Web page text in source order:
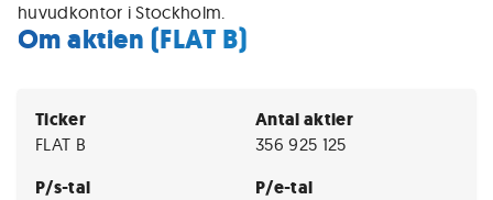
huvudkontor i Stockholm.
Om aktien (FLAT B)
Ticker
FLAT B
Antal aktier
356 925 125
P/s-tal P/e-tal